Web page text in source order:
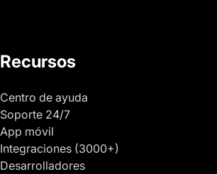
Recursos
Centro de ayuda
Soporte 24/7
App móvil
Integraciones (3000+)
Desarrolladores